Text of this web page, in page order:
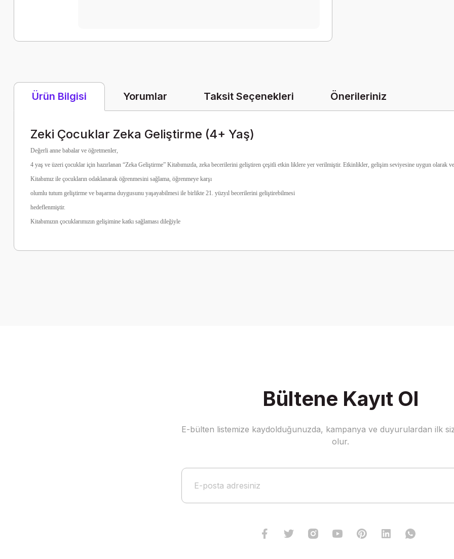
Ürün Bilgisi Yorumlar Taksit Seçenekleri Önerileriniz
Zeki Çocuklar Zeka Geliştirme (4+ Yaş)
Değerli anne babalar ve öğretmenler,
4 yaş ve üzeri çocuklar için hazırlanan “Zeka Geliştirme” Kitabımızda, zeka becerilerini geliştiren çeşitli etkin liklere yer verilmiştir. Etkinlikler, gelişim seviyesine uygun olarak
Kitabımız ile çocukların odaklanarak öğrenmesini sağlama, öğrenmeye karşı
olumlu tutum geliştirme ve başarma duygusunu yaşayabilmesi ile birlikte 21. yüzyıl becerilerini geliştirebilmesi
hedeflenmiştir.
Kitabımızın çocuklarımızın gelişimine katkı sağlaması dileğiyle
Gönder
Bültene Kayıt Ol
E-bülten listemize kaydolduğunuzda, kampanya ve duyurulardan ilk
olur.